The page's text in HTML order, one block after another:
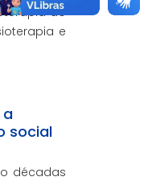
do
e
a
social
décadas